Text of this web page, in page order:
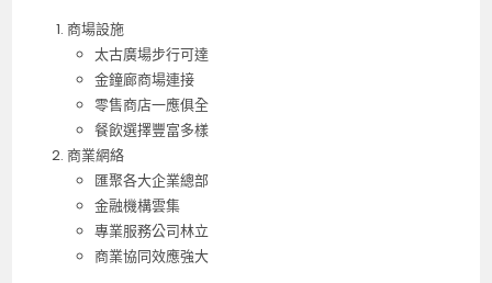
商場設施
太古廣場步行可達
金鐘廊商場連接
零售商店一應俱全
餐飲選擇豐富多樣
商業網絡
匯聚各大企業總部
金融機構雲集
專業服務公司林立
商業協同效應強大